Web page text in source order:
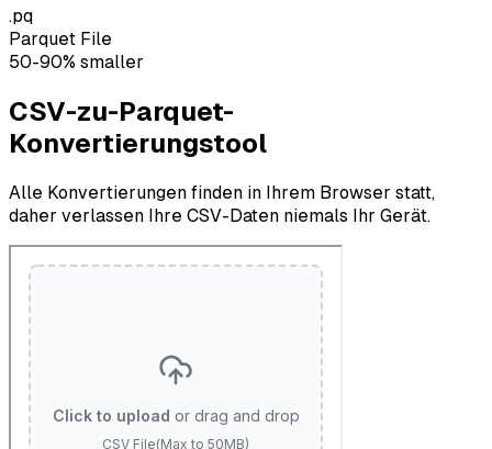
.pq
Parquet File
50-90% smaller
CSV-zu-Parquet-
Konvertierungstool
Alle Konvertierungen finden in Ihrem Browser statt,
daher verlassen Ihre CSV-Daten niemals Ihr Gerät.